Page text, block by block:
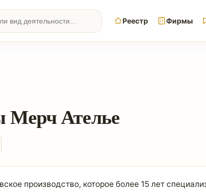
Реестр Фирмы
Мерч Ателье
производство, которое более 15 лет